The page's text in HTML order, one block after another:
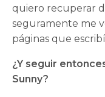
quiero recuperar
seguramente me
páginas que
¿Y seguir
Sunny?